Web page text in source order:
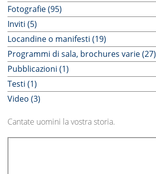
Fotografie (95)
Inviti (5)
Locandine o manifesti (19)
Programmi di sala, brochures varie (27)
Pubblicazioni (1)
Testi (1)
Video (3)
Cantate uomini la vostra storia.